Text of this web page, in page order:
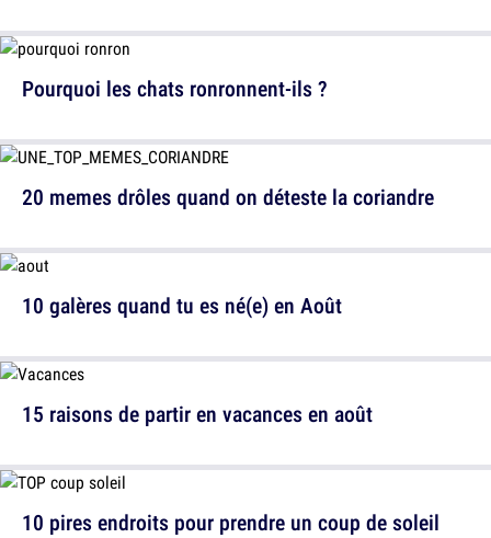
Pourquoi les chats ronronnent-ils ?
10 galères quand tu es né(e) en Août
10 pires endroits pour prendre un coup de soleil
20 memes drôles quand on déteste la coriandre
15 raisons de partir en vacances en août